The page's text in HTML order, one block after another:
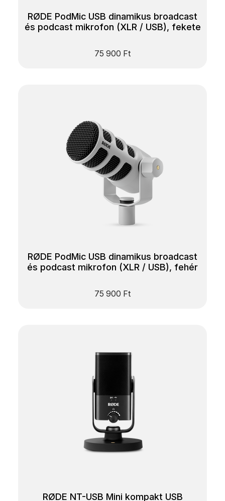
RØDE PodMic USB dinamikus broadcast
és podcast mikrofon (XLR / USB), fekete
75 900 Ft
RØDE PodMic USB dinamikus broadcast
és podcast mikrofon (XLR / USB), fehér
75 900 Ft
RØDE NT-USB Mini kompakt USB